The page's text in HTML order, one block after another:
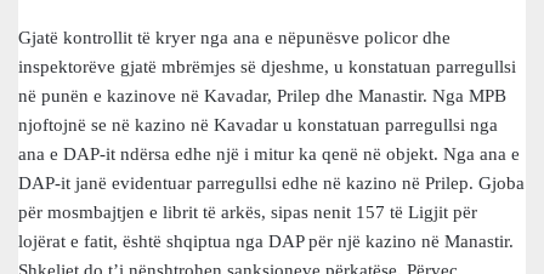
Gjatë kontrollit të kryer nga ana e nëpunësve policor dhe
inspektorëve gjatë mbrëmjes së djeshme, u konstatuan parregullsi
në punën e kazinove në Kavadar, Prilep dhe Manastir. Nga MPB
njoftojnë se në kazino në Kavadar u konstatuan parregullsi nga
ana e DAP-it ndërsa edhe një i mitur ka qenë në objekt. Nga ana e
DAP-it janë evidentuar parregullsi edhe në kazino në Prilep. Gjoba
për mosmbajtjen e librit të arkës, sipas nenit 157 të Ligjit për
lojërat e fatit, është shqiptua nga DAP për një kazino në Manastir.
Shkeljet do t’i nënshtrohen sanksioneve përkatëse. Përveç